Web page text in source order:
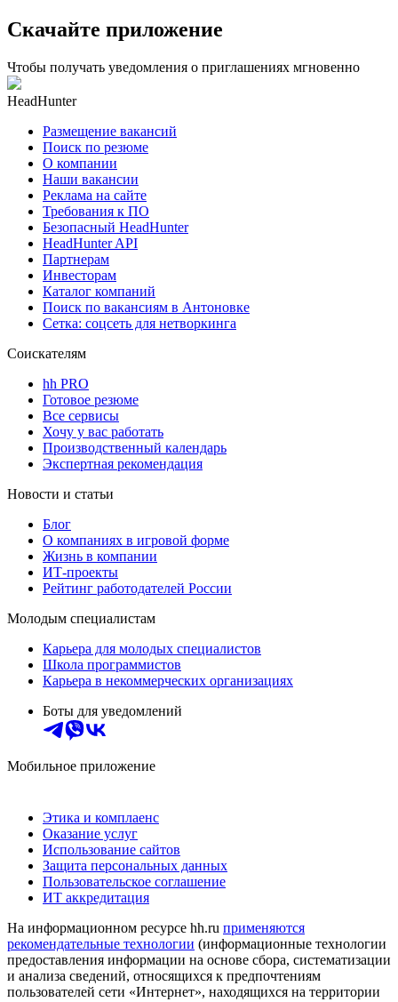
Скачайте приложение
Чтобы получать уведомления о приглашениях мгновенно
HeadHunter
Размещение вакансий
Поиск по резюме
О компании
Наши вакансии
Реклама на сайте
Требования к ПО
Безопасный HeadHunter
HeadHunter API
Партнерам
Инвесторам
Каталог компаний
Поиск по вакансиям в Антоновке
Сетка: соцсеть для нетворкинга
Соискателям
hh PRO
Готовое резюме
Все сервисы
Хочу у вас работать
Производственный календарь
Экспертная рекомендация
Новости и статьи
Блог
О компаниях в игровой форме
Жизнь в компании
ИТ-проекты
Рейтинг работодателей России
Молодым специалистам
Карьера для молодых специалистов
Школа программистов
Карьера в некоммерческих организациях
Боты для уведомлений
Мобильное приложение
Этика и комплаенс
Оказание услуг
Использование сайтов
Защита персональных данных
Пользовательское соглашение
ИТ аккредитация
На информационном ресурсе hh.ru применяются
рекомендательные технологии (информационные технологии
предоставления информации на основе сбора, систематизации
и анализа сведений, относящихся к предпочтениям
пользователей сети «Интернет», находящихся на территории